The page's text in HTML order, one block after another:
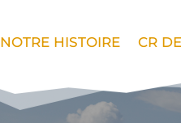
NOTRE HISTOIRE CR